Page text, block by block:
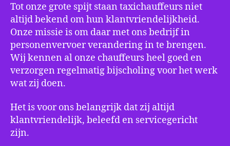
Tot onze grote spijt staan taxichauffeurs niet
altijd bekend om hun klantvriendelijkheid.
Onze missie is om daar met ons bedrijf in
personenvervoer verandering in te brengen.
Wij kennen al onze chauffeurs heel goed en
verzorgen regelmatig bijscholing voor het werk
wat zij doen.
Het is voor ons belangrijk dat zij altijd
klantvriendelijk, beleefd en servicegericht
zijn.